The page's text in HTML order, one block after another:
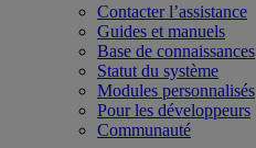
Contacter l’assistance
Guides et manuels
Base de connaissances
Statut du système
Modules personnalisés
Pour les développeurs
Communauté